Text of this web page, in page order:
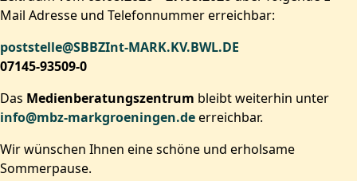
Mail Adresse und Telefonnummer erreichbar:
poststelle@SBBZInt-MARK.KV.BWL.DE
07145-93509-0
Das Medienberatungszentrum bleibt weiterhin unter
info@mbz-markgroeningen.deerreichbar.
Wir wünschen Ihnen eine schöne und erholsame
Sommerpause.